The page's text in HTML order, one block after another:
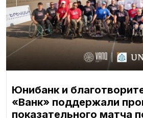
Юнибанк и
«Ванк» поддержали
показательного матча